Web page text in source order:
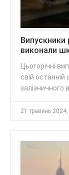
Випускники
виконали
Цьогорічні
свій
залізничного
21 травень